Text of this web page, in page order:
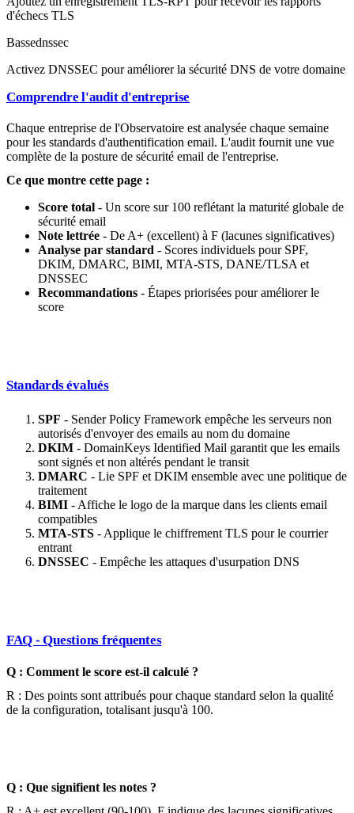
d'échecs TLS
Bassednssec
Activez DNSSEC pour améliorer la sécurité DNS de votre domaine
Comprendre l'audit d'entreprise
Chaque entreprise de l'Observatoire est analysée chaque semaine
pour les standards d'authentification email. L'audit fournit une vue
complète de la posture de sécurité email de l'entreprise.
Ce que montre cette page :
Score total - Un score sur 100 reflétant la maturité globale de
sécurité email
Note lettrée - De A+ (excellent) à F (lacunes significatives)
Analyse par standard - Scores individuels pour SPF,
DKIM, DMARC, BIMI, MTA-STS, DANE/TLSA et
DNSSEC
Recommandations - Étapes priorisées pour améliorer le
score
Standards évalués
SPF - Sender Policy Framework empêche les serveurs non
autorisés d'envoyer des emails au nom du domaine
DKIM - DomainKeys Identified Mail garantit que les emails
sont signés et non altérés pendant le transit
DMARC - Lie SPF et DKIM ensemble avec une politique de
traitement
BIMI - Affiche le logo de la marque dans les clients email
compatibles
MTA-STS - Applique le chiffrement TLS pour le courrier
entrant
DNSSEC - Empêche les attaques d'usurpation DNS
FAQ - Questions fréquentes
Q : Comment le score est-il calculé ?
R : Des points sont attribués pour chaque standard selon la qualité
de la configuration, totalisant jusqu'à 100.
Q : Que signifient les notes ?